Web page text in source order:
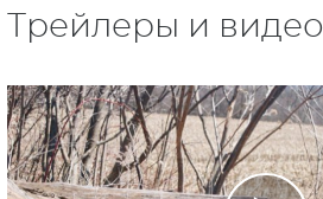
Трейлеры и видео